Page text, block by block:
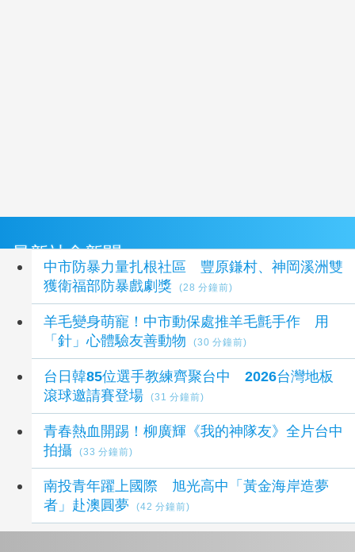
最新社會新聞
中市防暴力量扎根社區 豐原鎌村、神岡溪洲雙
獲衛福部防暴戲劇獎
(28 分鐘前)
羊毛變身萌寵！中市動保處推羊毛氈手作 用
「針」心體驗友善動物
(30 分鐘前)
台日韓85位選手教練齊聚台中 2026台灣地板
滾球邀請賽登場
(31 分鐘前)
青春熱血開踢！柳廣輝《我的神隊友》全片台中
拍攝
(33 分鐘前)
南投青年躍上國際 旭光高中「黃金海岸造夢
者」赴澳圓夢
(42 分鐘前)